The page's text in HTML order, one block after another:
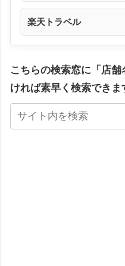
楽天トラベル
こちらの検索窓に「店
ければ素早く検索できま